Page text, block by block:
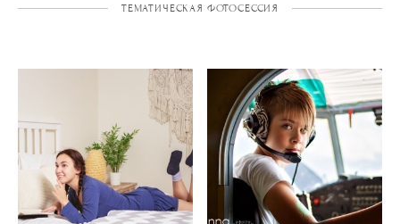
ТЕМАТИЧЕСКАЯ ФОТОСЕССИЯ